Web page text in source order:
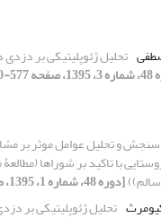
تحلیل ژئوپلیتیکی بر دزدی
590]
سنجش و تحلیل عوامل موثر بر
با تاکید بر شوراها
[دوره 48، شماره 1، 1395، صفحه 89-104]
تحلیل ژئوپلیتیکی بر